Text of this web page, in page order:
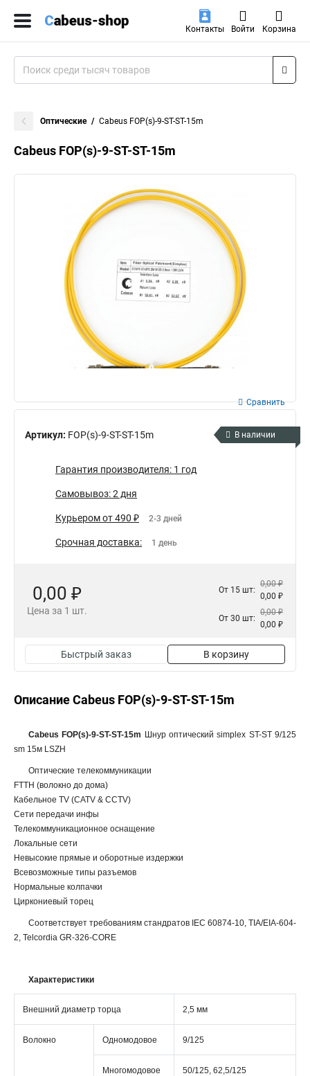
Контакты Войти Корзина
Оптические Cabeus FOP(s)-9-ST-ST-15m
Cabeus FOP(s)-9-ST-ST-15m
Артикул: FOP(s)-9-ST-ST-15m
Сравнить
В наличии
Гарантия производителя: 1 год
Самовывоз: 2 дня
Курьером от 490 ₽ 2-3 дней
Срочная доставка: 1 день
0,00 ₽
Цена за 1 шт.
От 15 шт:
0,00 ₽
0,00 ₽
От 30 шт:
0,00 ₽
0,00 ₽
Быстрый заказ В корзину
Описание Cabeus FOP(s)-9-ST-ST-15m
Cabeus FOP(s)-9-ST-ST-15m Шнур оптический simplex ST-ST 9/125
sm 15м LSZH
Оптические телекоммуникации
FTTH (волокно до дома)
Кабельное TV (CATV & CCTV)
Сети передачи инфы
Телекоммуникационное оснащение
Локальные сети
Невысокие прямые и оборотные издержки
Всевозможные типы разъемов
Нормальные колпачки
Циркониевый торец
Соответствует требованиям стандратов IEC 60874-10, TIA/EIA-604-
2, Telcordia GR-326-CORE
Характеристики
Внешний диаметр торца 2,5 мм
Волокно Одномодовое 9/125
Многомодовое 50/125, 62,5/125